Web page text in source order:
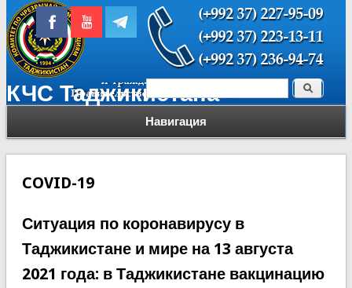
КЧС Таджикистана
Навигация
Форма поиска Поиск
COVID-19
Ситуация по коронавирусу в
Таджикистане и мире на 13 августа
2021 года: в Таджикистане вакцинацию